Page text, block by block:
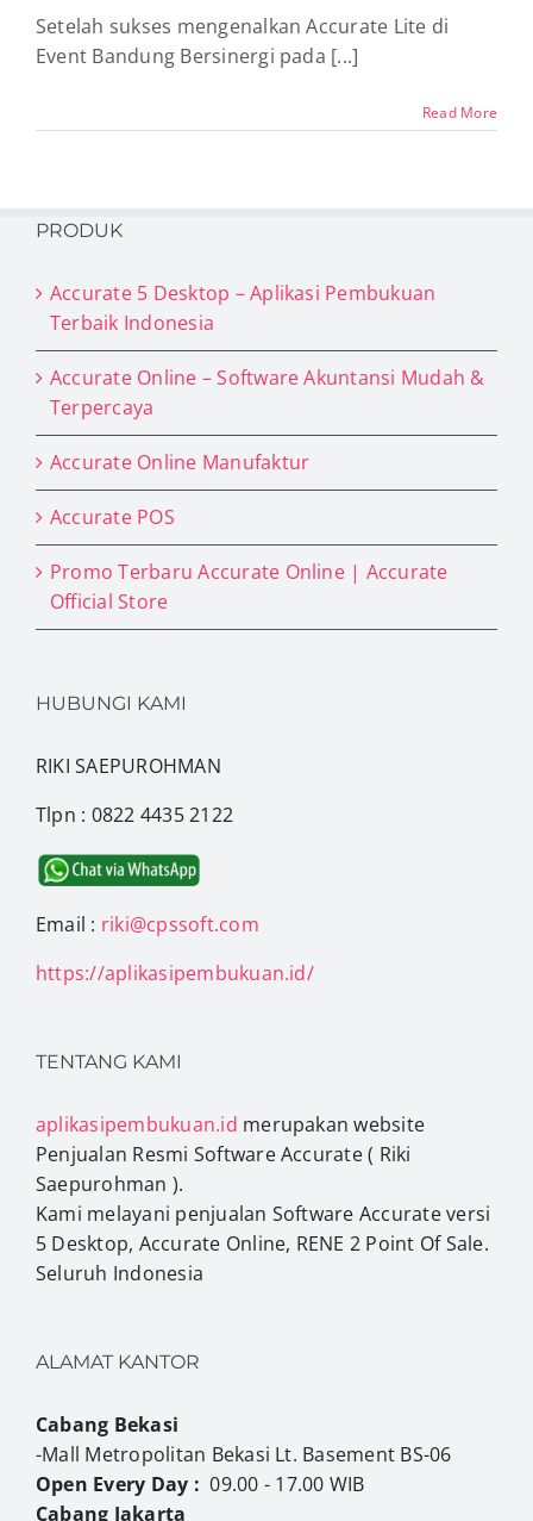
Setelah sukses mengenalkan Accurate Lite di
Event Bandung Bersinergi pada [...]
Read More
PRODUK
Accurate 5 Desktop – Aplikasi Pembukuan
Terbaik Indonesia
Accurate Online – Software Akuntansi Mudah &
Terpercaya
Accurate Online Manufaktur
Accurate POS
Promo Terbaru Accurate Online | Accurate
Official Store
HUBUNGI KAMI
RIKI SAEPUROHMAN
Tlpn : 0822 4435 2122
Email : riki@cpssoft.com
https://aplikasipembukuan.id/
TENTANG KAMI
aplikasipembukuan.id merupakan website
Penjualan Resmi Software Accurate ( Riki
Saepurohman ).
Kami melayani penjualan Software Accurate versi
5 Desktop, Accurate Online, RENE 2 Point Of Sale.
Seluruh Indonesia
ALAMAT KANTOR
Cabang Bekasi
-Mall Metropolitan Bekasi Lt. Basement BS-06
Open Every Day : 09.00 - 17.00 WIB
Cabang Jakarta